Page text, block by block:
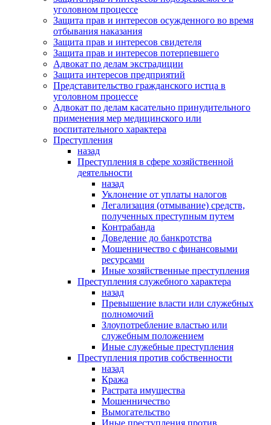
уголовном процессе
Защита прав и интересов осужденного во время
отбывания наказания
Защита прав и интересов свидетеля
Защита прав и интересов потерпевшего
Адвокат по делам экстрадиции
Защита интересов предприятий
Представительство гражданского истца в
уголовном процессе
Адвокат по делам касательно принудительного
применения мер медицинского или
воспитательного характера
Преступления
назад
Преступления в сфере хозяйственной
деятельности
назад
Уклонение от уплаты налогов
Легализация (отмывание) средств,
полученных преступным путем
Контрабанда
Доведение до банкротства
Мошенничество с финансовыми
ресурсами
Иные хозяйственные преступления
Преступления служебного характера
назад
Превышение власти или служебных
полномочий
Злоупотребление властью или
служебным положением
Иные служебные преступления
Преступления против собственности
назад
Кража
Растрата имущества
Мошенничество
Вымогательство
Иные преступления против